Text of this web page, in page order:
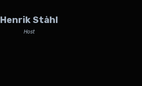
Henrik Ståhl
Host